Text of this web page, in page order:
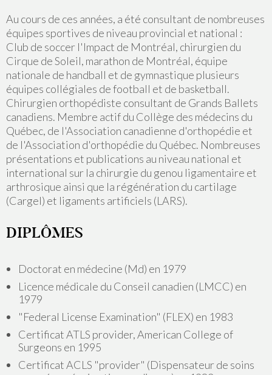
Au cours de ces années, a été consultant de nombreuses
équipes sportives de niveau provincial et national :
Club de soccer l'Impact de Montréal, chirurgien du
Cirque de Soleil, marathon de Montréal, équipe
nationale de handball et de gymnastique plusieurs
équipes collégiales de football et de basketball.
Chirurgien orthopédiste consultant de Grands Ballets
canadiens. Membre actif du Collège des médecins du
Québec, de l'Association canadienne d'orthopédie et
de l'Association d'orthopédie du Québec. Nombreuses
présentations et publications au niveau national et
international sur la chirurgie du genou ligamentaire et
arthrosique ainsi que la régénération du cartilage
(Cargel) et ligaments artificiels (LARS).
DIPLÔMES
Doctorat en médecine (Md) en 1979
Licence médicale du Conseil canadien (LMCC) en
1979
"Federal License Examination" (FLEX) en 1983
Certificat ATLS provider, American College of
Surgeons en 1995
Certificat ACLS "provider" (Dispensateur de soins